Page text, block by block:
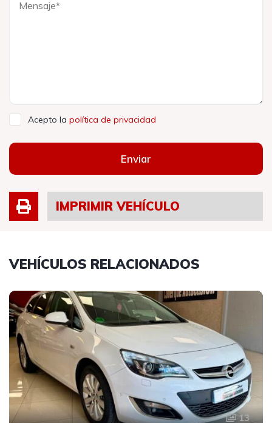
Acepto la política de privacidad
Enviar
IMPRIMIR VEHÍCULO
VEHÍCULOS RELACIONADOS
13